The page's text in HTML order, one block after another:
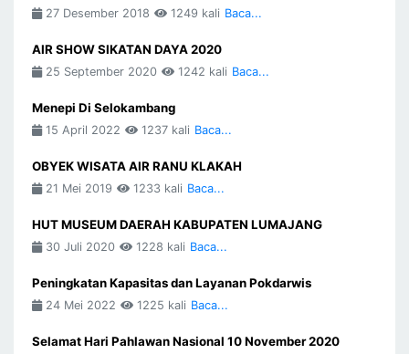
27 Desember 2018 1249 kali Baca...
AIR SHOW SIKATAN DAYA 2020
25 September 2020 1242 kali Baca...
Menepi Di Selokambang
15 April 2022 1237 kali Baca...
OBYEK WISATA AIR RANU KLAKAH
21 Mei 2019 1233 kali Baca...
HUT MUSEUM DAERAH KABUPATEN LUMAJANG
30 Juli 2020 1228 kali Baca...
Peningkatan Kapasitas dan Layanan Pokdarwis
24 Mei 2022 1225 kali Baca...
Selamat Hari Pahlawan Nasional 10 November 2020